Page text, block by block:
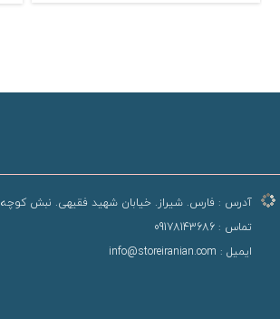
آدرس : فارس. شیراز. خیابان شهید فقیهی. نبش کوچه 9. فروشگاه استور ایرانیان
تماس : 09178143686
ایمیل : info@storeiranian.com